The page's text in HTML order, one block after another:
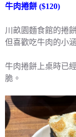
牛肉捲餅 ($120)
川畝園麵食館的捲
但喜歡吃牛肉的小
牛肉捲餅上桌時已
脆。